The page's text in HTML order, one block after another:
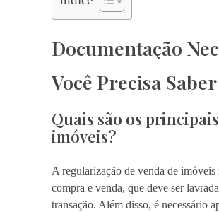
Documentação
Você Precisa Saber
Quais são os
imóveis?
A regularização de venda de
compra e venda, que deve ser
transação. Além disso, é necessário